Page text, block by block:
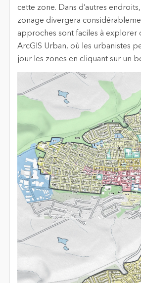
cette zone. Dans d’autres
zonage divergera
approches sont faciles à explorer
ArcGIS Urban, où les urbanistes
jour les zones en cliquant sur un